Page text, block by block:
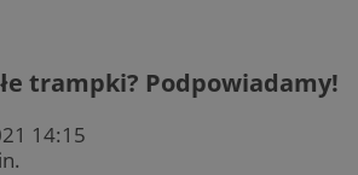
trampki? Podpowiadamy!
14:15